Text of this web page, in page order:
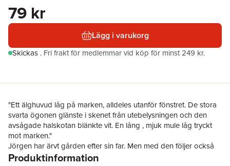
79 kr
Lägg i varukorg
Skickas . Fri frakt för medlemmar vid köp för minst 249 kr.
"Ett älghuvud låg på marken, alldeles utanför fönstret. De stora
svarta ögonen glänste i skenet från utebelysningen och den
avsågade halskotan blänkte vit. En lång , mjuk mule låg tryckt
mot marken."
Jörgen har ärvt gården efter sin far. Men med den följer också
grannarna, förpliktelserna gentemot jaktlaget och skogen med
Produktinformation